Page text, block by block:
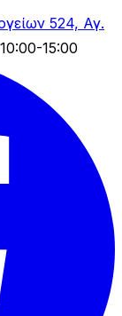
524, Αγ.
15:00